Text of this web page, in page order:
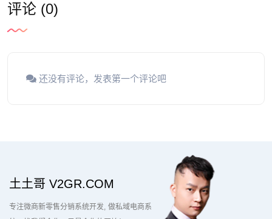
评论 (0)
还没有评论，发表第一个评论吧
土土哥 V2GR.COM
专注微商新零售分销系统开发 做私域电商系